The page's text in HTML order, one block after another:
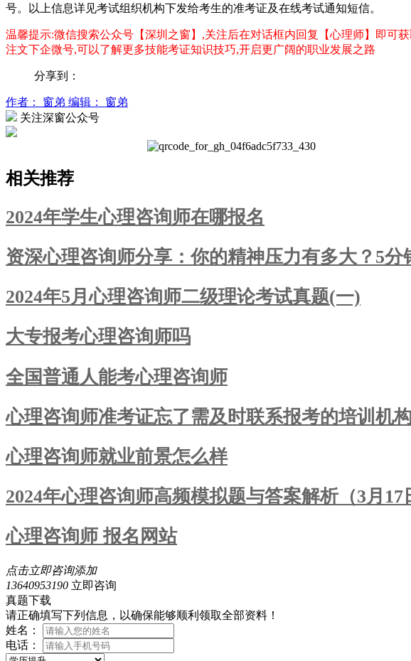
号。以上信息详见考试组织机构下发给考生的准考证及在线考试通知短信。
温馨提示:微信搜索公众号【深圳之窗】,关注后在对话框内回复【心理师】即可
注文下企微号,可以了解更多技能考证知识技巧,开启更广阔的职业发展之路
分享到：
作者： 窗弟 编辑： 窗弟
关注深窗公众号
相关推荐
2024年学生心理咨询师在哪报名
资深心理咨询师分享：你的精神压力有多大？5分
2024年5月心理咨询师二级理论考试真题(一)
大专报考心理咨询师吗
全国普通人能考心理咨询师
心理咨询师准考证忘了需及时联系报考的培训机
心理咨询师就业前景怎么样
2024年心理咨询师高频模拟题与答案解析（3月17
心理咨询师 报名网站
点击立即咨询添加
13640953190 立即咨询
真题下载
请正确填写下列信息，以确保能够顺利领取全部资料！
姓名：
电话：